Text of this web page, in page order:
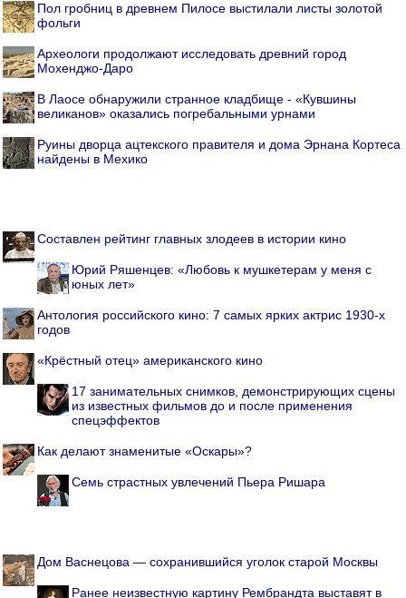
Пол гробниц в древнем Пилосе выстилали листы золотой
фольги
Археологи продолжают исследовать древний город
Мохенджо-Даро
В Лаосе обнаружили странное кладбище - «Кувшины
великанов» оказались погребальными урнами
Руины дворца ацтекского правителя и дома Эрнана Кортеса
найдены в Мехико
Составлен рейтинг главных злодеев в истории кино
Юрий Ряшенцев: «Любовь к мушкетерам у меня с
юных лет»
Антология российского кино: 7 самых ярких актрис 1930-х
годов
«Крёстный отец» американского кино
17 занимательных снимков, демонстрирующих сцены
из известных фильмов до и после применения
спецэффектов
Как делают знаменитые «Оскары»?
Семь страстных увлечений Пьера Ришара
Дом Васнецова — сохранившийся уголок старой Москвы
Ранее неизвестную картину Рембрандта выставят в